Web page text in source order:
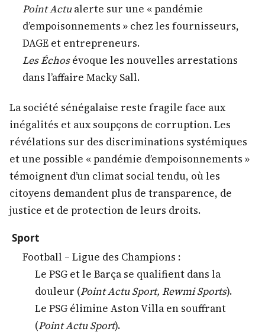
Point Actualerte sur une « pandémie
d’empoisonnements » chez les fournisseurs,
DAGE et entrepreneurs.
Les Échosévoque les nouvelles arrestations
dans l’affaire Macky Sall.
La société sénégalaise reste fragile face aux
inégalités et aux soupçons de corruption. Les
révélations sur des discriminations systémiques
et une possible « pandémie d’empoisonnements »
témoignent d’un climat social tendu, où les
citoyens demandent plus de transparence, de
justice et de protection de leurs droits.
Sport
Football – Ligue des Champions :
Le PSG et le Barça se qualifient dans la
douleur (Point Actu Sport, Rewmi Sports).
Le PSG élimine Aston Villa en souffrant
(Point Actu Sport).